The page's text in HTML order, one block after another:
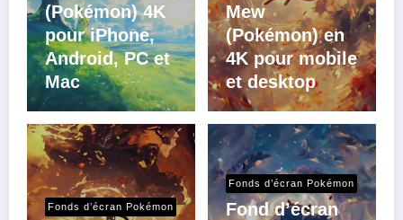
(Pokémon) 4K
pour iPhone,
Android, PC et
Mac
Mew
(Pokémon) en
4K pour mobile
et desktop
Fonds d’écran Pokémon
Fonds d’écran Pokémon
Fond d’écran